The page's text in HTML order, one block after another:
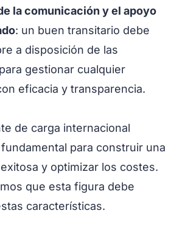
la comunicación y el apoyo
: un buen transitario debe
a disposición de las
gestionar cualquier
eficacia y transparencia.
de carga internacional
para construir una
y optimizar los costes.
que esta figura debe
características.